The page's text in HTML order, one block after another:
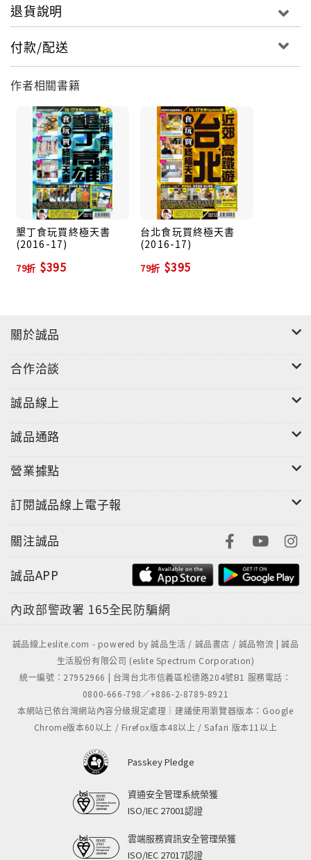
目新點．7大溫馨親子熱點．個性化遊澳DIY體驗．嚴選
買手信】
退貨說明
付款/配送
作者相關書籍
墾丁食玩買終極天書
(2016-17)
79折 $395
台北食玩買終極天書
(2016-17)
79折 $395
關於誠品
合作洽談
誠品線上
誠品通路
營業據點
訂閱誠品線上電子報
關注誠品
誠品APP
內政部警政署 165全民防騙網
誠品線上eslite.com - powered by 誠品生活 / 誠品書店 / 誠品物流 | 誠品
生活股份有限公司 (eslite Spectrum Corporation)
統一編號：27952966 | 台灣台北市信義區松德路204號B1 服務電話：
0800-666-798／+886-2-8789-8921
本網站已依台灣網站內容分級規定處理｜建議使用瀏覽器版本：Google
Chrome版本60以上 / Firefox版本48以上 / Safari 版本11以上
Passkey Pledge
資通安全管理系統榮獲
ISO/IEC 27001認證
雲端服務資訊安全管理榮獲
ISO/IEC 27017認證